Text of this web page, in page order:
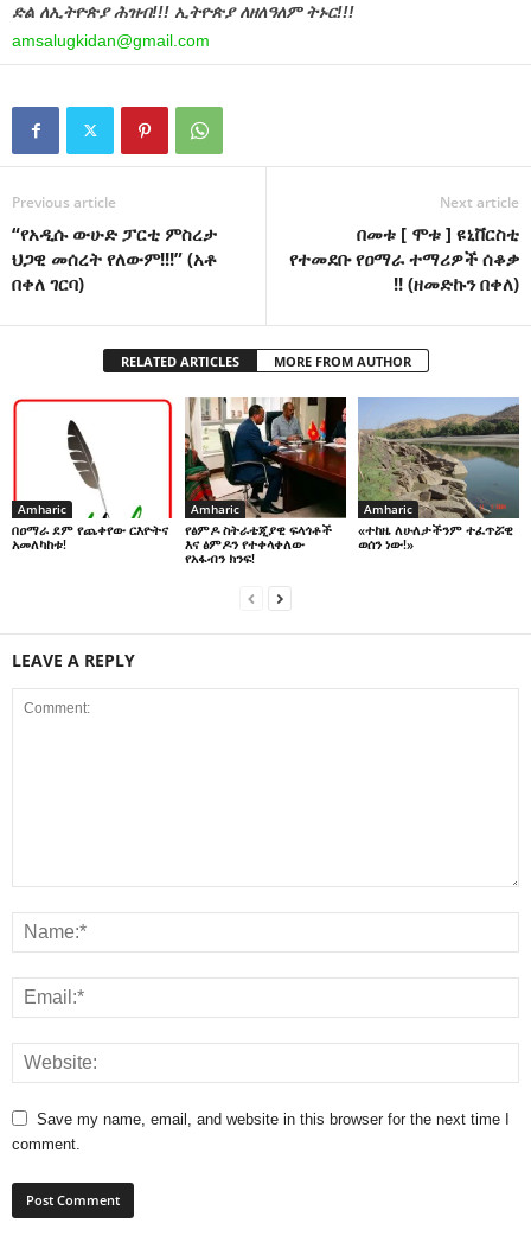
ድል ለኢትዮጵያ ሕዝብ!!! ኢትዮጵያ ለዘለዓለም ትኑር!!!
amsalugkidan@gmail.com
Previous article
“የአዲሱ ውሁድ ፓርቲ ምስረታ
ህጋዊ መሰረት የለውም!!!” (አቶ
በቀለ ገርባ)
Next article
በመቱ [ ሞቱ ] ዩኒቨርስቲ
የተመደቡ የዐማራ ተማሪዎች ሰቆቃ
!! (ዘመድኩን በቀለ)
RELATED ARTICLES MORE FROM AUTHOR
Amharic
በዐማራ ደም የጨቀየው ርእዮትና
አመለካከቱ!
Amharic
የፅምዶ ስትራቴጂያዊ ፍላጎቶች
እና ፅምዶን የተቀላቀለው
የአፋብን ክንፍ!
Amharic
«ተከዜ ለሁለታችንም ተፈጥሯዊ
ወሰን ነው!»
LEAVE A REPLY
Save my name, email, and website in this browser for the next time I
comment.